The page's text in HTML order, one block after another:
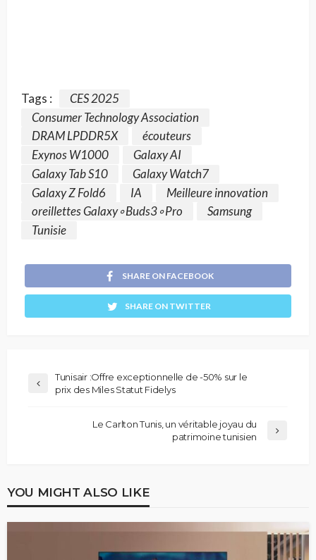
Tags :
CES 2025
Consumer Technology Association
DRAM LPDDR5X
écouteurs
Exynos W1000
Galaxy AI
Galaxy Tab S10
Galaxy Watch7
Galaxy Z Fold6
IA
Meilleure innovation
oreillettes Galaxy∘Buds3∘Pro
Samsung
Tunisie
SHARE ON FACEBOOK
SHARE ON TWITTER
Tunisair :Offre exceptionnelle de -50% sur le
prix des Miles Statut Fidelys
Le Carlton Tunis, un véritable joyau du
patrimoine tunisien
YOU MIGHT ALSO LIKE